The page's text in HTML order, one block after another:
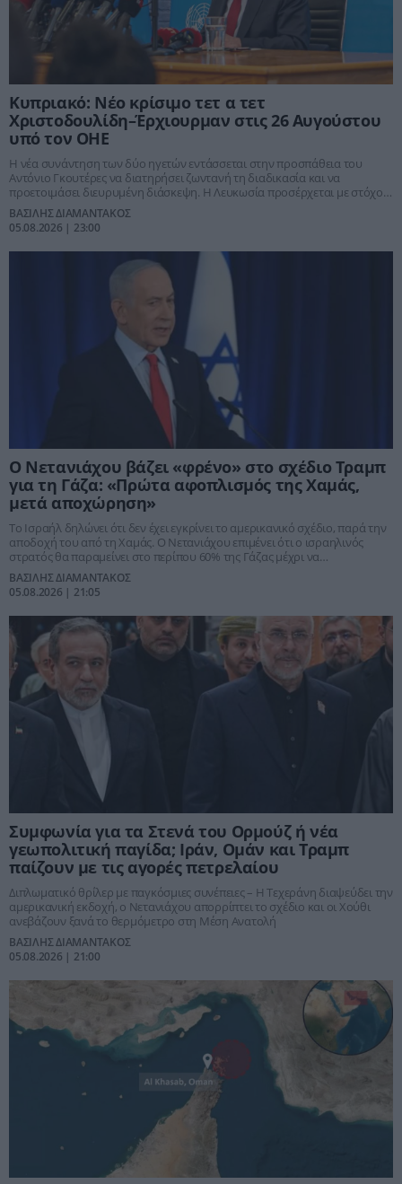
Κυπριακό: Νέο κρίσιμο τετ α τετ
Χριστοδουλίδη–Έρχιουρμαν στις 26 Αυγούστου
υπό τον ΟΗΕ
Η νέα συνάντηση των δύο ηγετών εντάσσεται στην προσπάθεια του
Αντόνιο Γκουτέρες να διατηρήσει ζωντανή τη διαδικασία και να
προετοιμάσει διευρυμένη διάσκεψη. Η Λευκωσία προσέρχεται με στόχο
την επανέναρξη ουσιαστικών συνομιλιών, ενώ η επιμονή της Άγκυρας
στη λύση δύο κρατών παραμένει το μεγάλο εμπόδιο.
ΒΑΣΙΛΗΣ ΔΙΑΜΑΝΤΑΚΟΣ
05.08.2026 | 23:00
Ο Νετανιάχου βάζει «φρένο» στο σχέδιο Τραμπ
για τη Γάζα: «Πρώτα αφοπλισμός της Χαμάς,
μετά αποχώρηση»
Το Ισραήλ δηλώνει ότι δεν έχει εγκρίνει το αμερικανικό σχέδιο, παρά την
αποδοχή του από τη Χαμάς. Ο Νετανιάχου επιμένει ότι ο ισραηλινός
στρατός θα παραμείνει στο περίπου 60% της Γάζας μέχρι να
ολοκληρωθούν ο πλήρης αφοπλισμός της οργάνωσης και η
αποστρατιωτικοποίηση της Λωρίδας.
ΒΑΣΙΛΗΣ ΔΙΑΜΑΝΤΑΚΟΣ
05.08.2026 | 21:05
Συμφωνία για τα Στενά του Ορμούζ ή νέα
γεωπολιτική παγίδα; Ιράν, Ομάν και Τραμπ
παίζουν με τις αγορές πετρελαίου
Διπλωματικό θρίλερ με παγκόσμιες συνέπειες – Η Τεχεράνη διαψεύδει την
αμερικανική εκδοχή, ο Νετανιάχου απορρίπτει το σχέδιο και οι Χούθι
ανεβάζουν ξανά το θερμόμετρο στη Μέση Ανατολή
ΒΑΣΙΛΗΣ ΔΙΑΜΑΝΤΑΚΟΣ
05.08.2026 | 21:00